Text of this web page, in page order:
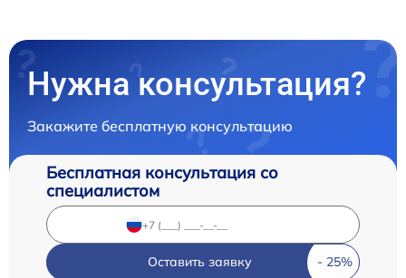
Нужна консультация?
Закажите бесплатную консультацию
Бесплатная консультация со
специалистом
Оставить заявку